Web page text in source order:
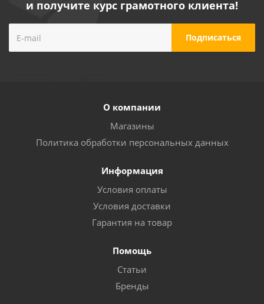
и получите курс грамотного клиента!
О компании
Магазины
Политика обработки персональных данных
Информация
Условия оплаты
Условия доставки
Гарантия на товар
Помощь
Статьи
Бренды